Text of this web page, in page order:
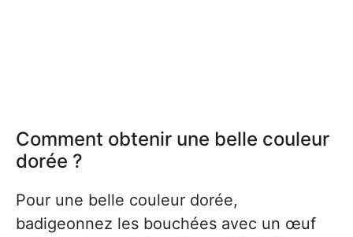
Comment obtenir une belle couleur
dorée ?
Pour une belle couleur dorée,
badigeonnez les bouchées avec un œuf